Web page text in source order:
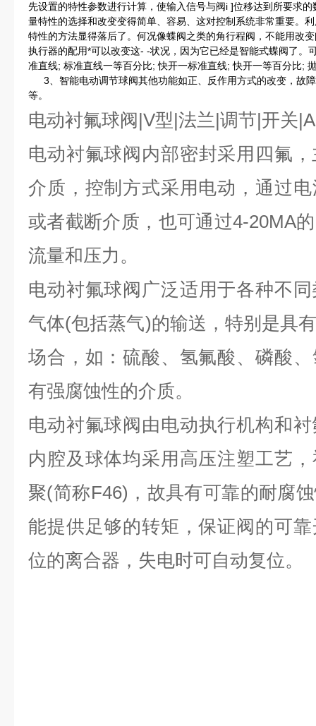
先设置的特性参数进行计算，使输入信号与阀i ]位移达到所要求
量特性的选择和改变变得简单、容易、这对控制系统非常重要。
特性的方法显得落后了。何况像蝶阀之类的角行程阀，不能用改
执行器的配用*可以改变这- -状况，因为它已经是智能式蝶阀了。
准直线; 标准直线一等百分比; 快开一标准直线; 快开一等百分比;
3、智能电动调节球阀其他功能如正、反作用方式的改变，故
等。
电动衬氟球阀|V型|法兰|调节|开关
电动衬氟球阀内部密封采用四氟
介质，控制方式采用电动，通过
或者截断介质，也可通过4-20MA
流量和压力。
电动衬氟球阀广泛适用于各种不
气体(包括蒸气)的输送，特别是具
场合，如：硫酸、氢氟酸、磷酸
有强腐蚀性的介质。
电动衬氟球阀由电动执行机构和
内腔及球体均采用高压注塑工艺
聚(简称F46)，故具有可靠的耐腐
能提供足够的转矩，保证阀的可
位的离合器，失电时可自动复位。